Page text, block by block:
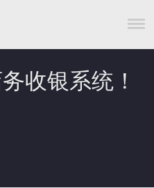
收银系统！